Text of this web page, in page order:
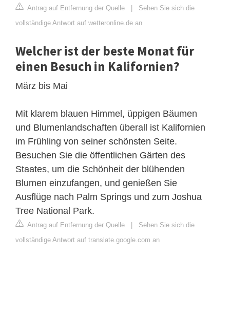
Antrag auf Entfernung der Quelle
Sehen Sie sich die
vollständige Antwort auf wetteronline.de an
Welcher ist der beste Monat für
einen Besuch in Kalifornien?
März bis Mai
Mit klarem blauen Himmel, üppigen Bäumen
und Blumenlandschaften überall ist Kalifornien
im Frühling von seiner schönsten Seite.
Besuchen Sie die öffentlichen Gärten des
Staates, um die Schönheit der blühenden
Blumen einzufangen, und genießen Sie
Ausflüge nach Palm Springs und zum Joshua
Tree National Park.
Antrag auf Entfernung der Quelle
Sehen Sie sich die
vollständige Antwort auf translate.google.com an